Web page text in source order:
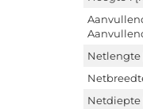
Netlengte
Netdiepte